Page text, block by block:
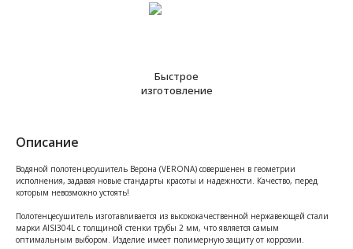
Быстрое
изготовление
Описание
Водяной полотенцесушитель Верона (VERONA) совершенен в геометрии
исполнения, задавая новые стандарты красоты и надежности. Качество, перед
которым невозможно устоять!
Полотенцесушитель изготавливается из высококачественной нержавеющей стали
марки AISI304L с толщиной стенки трубы 2 мм, что является самым
оптимальным выбором. Изделие имеет полимерную защиту от коррозии.